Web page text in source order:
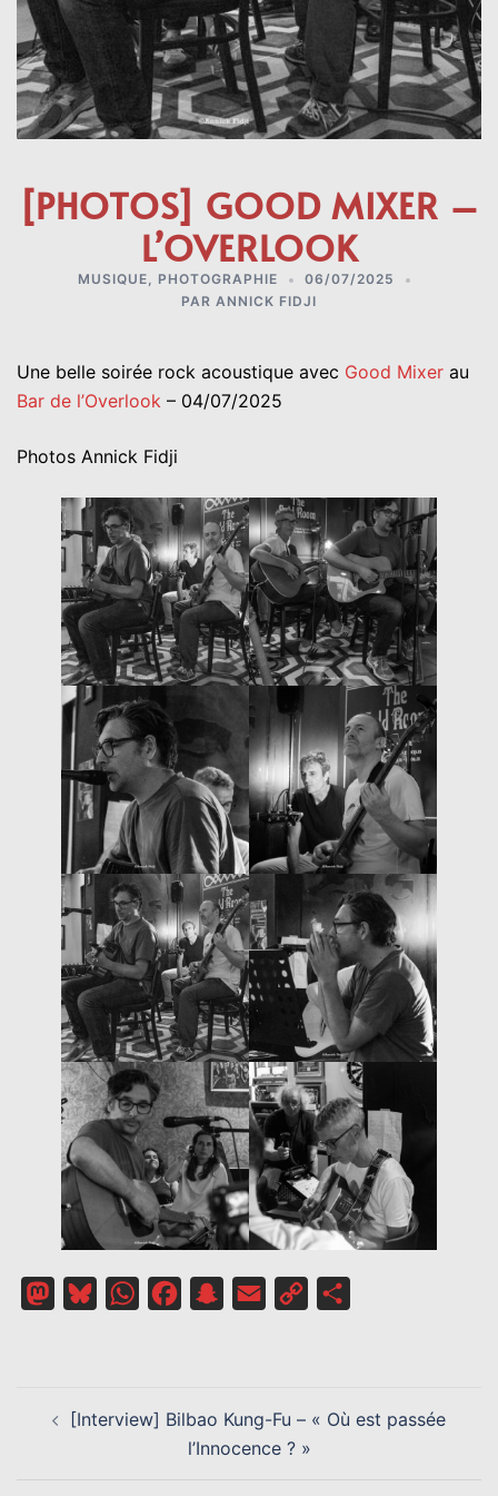
[PHOTOS] GOOD MIXER –
L’OVERLOOK
MUSIQUE, PHOTOGRAPHIE
06/07/2025
PAR ANNICK FIDJI
Une belle soirée rock acoustique avec Good Mixer au
Bar de l’Overlook – 04/07/2025
Photos Annick Fidji
MastodonBlueskyWhatsAppFacebookSnapchat
Email
Copy
D’ARTICLE
[Interview] Bilbao Kung-Fu – « Où est passée
l’Innocence ? »